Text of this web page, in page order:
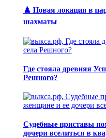
♟️ Новая локация в
шахматы
Где стояла древняя
Решного?
Судебные приставы
дочери вселиться в